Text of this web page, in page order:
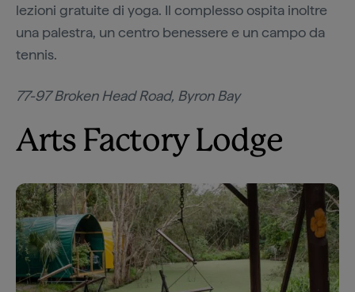
lezioni gratuite di yoga. Il complesso ospita inoltre
una palestra, un centro benessere e un campo da
tennis.
77-97 Broken Head Road, Byron Bay
Arts Factory Lodge